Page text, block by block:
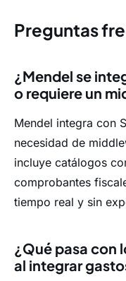
Preguntas
¿Mendel se
o requiere un
Mendel integra con
necesidad de
incluye catálogos
comprobantes
tiempo real y sin
¿Qué pasa con
al integrar